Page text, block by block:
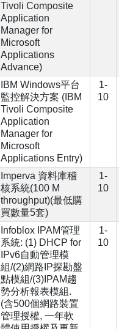
Tivoli Composite
Application
Manager for
Microsoft
Applications
Advance)
IBM Windows平台
監控解決方案 (IBM
Tivoli Composite
Application
Manager for
Microsoft
Applications Entry)
1-
10
Imperva 資料庫稽
核系統(100 M
throughput)(最低購
買數量5套)
1-
10
Infoblox IPAM管理
系統: (1) DHCP for
IPv6自動管理模
組/(2)網路IP探勘盤
點模組/(3)IPAM趨
勢分析報表模組.
(含500個網路裝置
管理授權, 一年軟
1-
10